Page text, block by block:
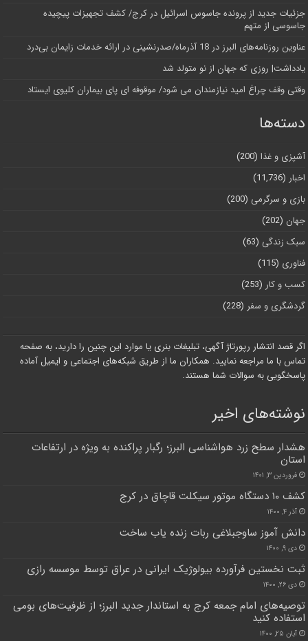
جزئیات جدید از پرونده جاسوس اسرائیل در کرج/‌ کشف تجهیزات پیچیده
جاسوسی از متهم
عناوین روزنامه‌های البرز در ‌18 آذرماه/صدرنشینی در ارائه خدمات زایمان بی‌درد
یادداشت| روزی که جهان از نو متولد شد
وقتی وقف چراغ امید نیازمندان می شود/ موقوفه ای پای بیماران کلیوی ایستاد
دسته‌ها
آشپزی و غذا (200)
اخبار (11,736)
بازی و سرگرمی (200)
جهان (202)
سبک زندگی (63)
فناوری (115)
کسب و کار (253)
گردشگری و سفر (228)
اگر قصد انتشار رپورتاژ آگهی، تبلیغات بنری یا موارد این چنین را دارید، به صفحه
تماس با ما مراجعه نمایید. همکاران ما از طریق شبکه‌های اجتماعی و ایمیل آماده
پاسخگویی به سوالات شما هستند.
نوشته‌های اخیر
هشدار سطح زرد هواشناسی البرز؛ رگبار پراکنده به ویژه در ارتفاعات
استان
فروردین ۳, ۱۴۰۱
کشف ۱۰ دستگاه موتور سیکلت قاچاق در کرج
آذر ۴, ۱۴۰۰
دانش آموز ساوجبلاغی ربات زنده یاب ساخت
دی ۹, ۱۴۰۰
ثبت نخستین فرآورده بیولوژیک ایرانی در عراق توسط موسسه رازی
دی ۲۶, ۱۴۰۰
توصیه‌های امام جمعه کرج به استاندار جدید البرز؛ از ظرفیت‌های بومی
استفاده کنید
آبان ۲۵, ۱۴۰۰